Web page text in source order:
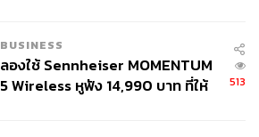
BUSINESS
ลองใช้ Sennheiser MOMENTUM
5 Wireless หูฟัง 14,990 บาท ที่ให้
513